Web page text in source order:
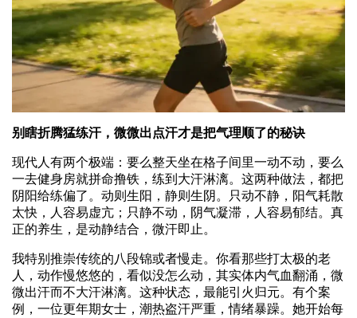
别瞎折腾猛练汗，微微出点汗才是把气理顺了的秘诀
现代人有两个极端：要么整天坐在格子间里一动不动，要么
一去健身房就拼命撸铁，练到大汗淋漓。这两种做法，都把
阴阳给练偏了。动则生阳，静则生阴。只动不静，阳气耗散
太快，人容易虚亢；只静不动，阴气凝滞，人容易郁结。真
正的养生，是动静结合，微汗即止。
我特别推崇传统的八段锦或者慢走。你看那些打太极的老
人，动作慢悠悠的，看似没怎么动，其实体内气血翻涌，微
微出汗而不大汗淋漓。这种状态，最能引火归元。有个案
例，一位更年期女士，潮热盗汗严重，情绪暴躁。她开始每